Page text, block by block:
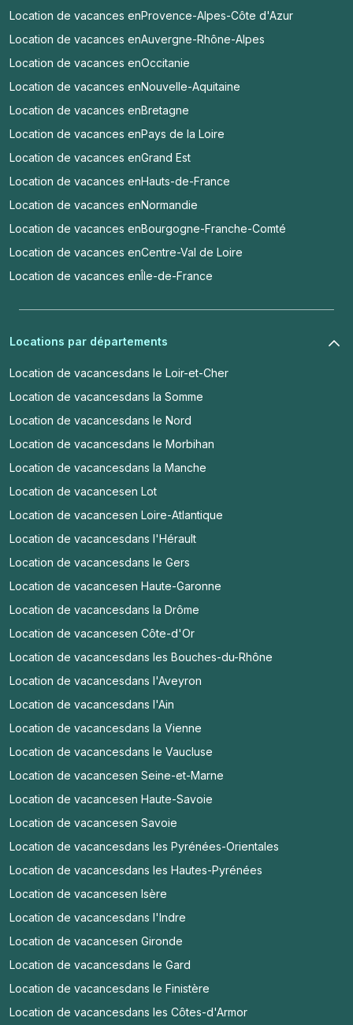
Location de vacances enProvence-Alpes-Côte d'Azur
Location de vacances enAuvergne-Rhône-Alpes
Location de vacances enOccitanie
Location de vacances enNouvelle-Aquitaine
Location de vacances enBretagne
Location de vacances enPays de la Loire
Location de vacances enGrand Est
Location de vacances enHauts-de-France
Location de vacances enNormandie
Location de vacances enBourgogne-Franche-Comté
Location de vacances enCentre-Val de Loire
Location de vacances enÎle-de-France
Locations par départements
Location de vacancesdans le Loir-et-Cher
Location de vacancesdans la Somme
Location de vacancesdans le Nord
Location de vacancesdans le Morbihan
Location de vacancesdans la Manche
Location de vacancesen Lot
Location de vacancesen Loire-Atlantique
Location de vacancesdans l'Hérault
Location de vacancesdans le Gers
Location de vacancesen Haute-Garonne
Location de vacancesdans la Drôme
Location de vacancesen Côte-d'Or
Location de vacancesdans les Bouches-du-Rhône
Location de vacancesdans l'Aveyron
Location de vacancesdans l'Ain
Location de vacancesdans la Vienne
Location de vacancesdans le Vaucluse
Location de vacancesen Seine-et-Marne
Location de vacancesen Haute-Savoie
Location de vacancesen Savoie
Location de vacancesdans les Pyrénées-Orientales
Location de vacancesdans les Hautes-Pyrénées
Location de vacancesen Isère
Location de vacancesdans l'Indre
Location de vacancesen Gironde
Location de vacancesdans le Gard
Location de vacancesdans le Finistère
Location de vacancesdans les Côtes-d'Armor